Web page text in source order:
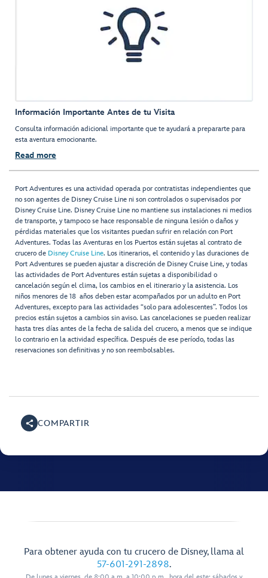
Información Importante Antes de tu Visita
Consulta información adicional importante que te ayudará a prepararte para
esta aventura emocionante.
Read more
Port Adventures es una actividad operada por contratistas independientes que
no son agentes de Disney Cruise Line ni son controlados o supervisados por
Disney Cruise Line. Disney Cruise Line no mantiene sus instalaciones ni medios
de transporte, y tampoco se hace responsable de ninguna lesión o daños y
pérdidas materiales que los visitantes puedan sufrir en relación con Port
Adventures. Todas las Aventuras en los Puertos están sujetas al contrato de
crucero de Disney Cruise Line. Los itinerarios, el contenido y las duraciones de
Port Adventures se pueden ajustar a discreción de Disney Cruise Line, y todas
las actividades de Port Adventures están sujetas a disponibilidad o
cancelación según el clima, los cambios en el itinerario y la asistencia. Los
niños menores de 18 años deben estar acompañados por un adulto en Port
Adventures, excepto para las actividades “solo para adolescentes”. Todos los
precios están sujetos a cambios sin aviso. Las cancelaciones se pueden realizar
hasta tres días antes de la fecha de salida del crucero, a menos que se indique
lo contrario en la actividad específica. Después de ese período, todas las
reservaciones son definitivas y no son reembolsables.
COMPARTIR
Para obtener ayuda con tu crucero de Disney, llama al
57-601-291-2898.